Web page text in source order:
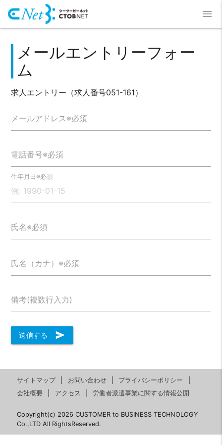
menu
メールエントリーフォー
ム
求人エントリー（求人番号051-161）
メールアドレス※必須
電話番号※必須
生年月日※必須
氏名※必須
氏名（カナ）※必須
備考(複数行入力)
送信する send
サイトマップ お問い合わせ
プライバシーポリシー
会社概要
アクセス 労働者派遣事業に関する情報公開
Copyright(c) 2026 CUSTOMER to BUSINESS TECHNOLOGY
Co.,LTD All RightsReserved.